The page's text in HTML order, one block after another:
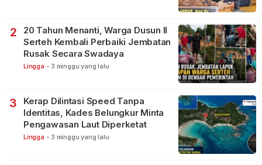
2
20 Tahun Menanti, Warga Dusun II
Serteh Kembali Perbaiki Jembatan
Rusak Secara Swadaya
Lingga - 3 minggu yang lalu
3
Kerap Dilintasi Speed Tanpa
Identitas, Kades Belungkur Minta
Pengawasan Laut Diperketat
Lingga - 3 minggu yang lalu